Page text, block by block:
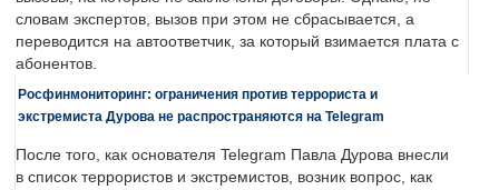
словам экспертов, вызов при этом не сбрасывается, а
переводится на автоответчик, за который взимается плата с
абонентов.
Росфинмониторинг: ограничения против террориста и
экстремиста Дурова не распространяются на Telegram
После того, как основателя Telegram Павла Дурова внесли
в список террористов и экстремистов, возник вопрос, как